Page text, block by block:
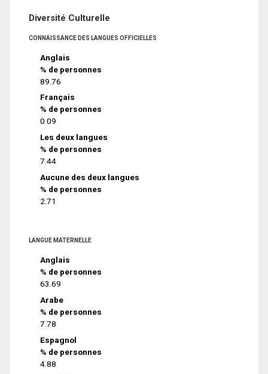
Diversité Culturelle
CONNAISSANCE DES LANGUES OFFICIELLES
Anglais
% de personnes
89.76
Français
% de personnes
0.09
Les deux langues
% de personnes
7.44
Aucune des deux langues
% de personnes
2.71
LANGUE MATERNELLE
Anglais
% de personnes
63.69
Arabe
% de personnes
7.78
Espagnol
% de personnes
4.88